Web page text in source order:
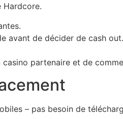
Hardcore.
avant de décider de cash out.
partenaire et de
– pas besoin de